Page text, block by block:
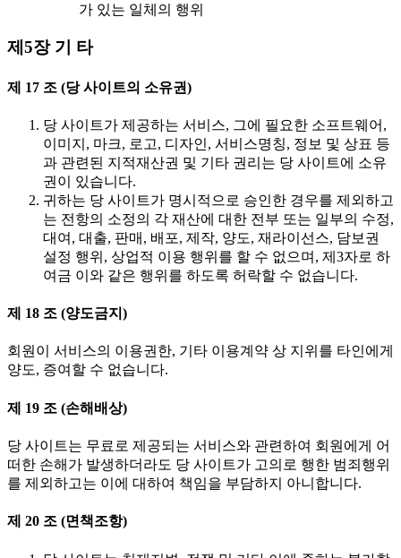
가 있는 일체의 행위
제5장 기 타
제 17 조 (당 사이트의 소유권)
당 사이트가 제공하는 서비스, 그에 필요한 소프트웨어,
이미지, 마크, 로고, 디자인, 서비스명칭, 정보 및 상표 등
과 관련된 지적재산권 및 기타 권리는 당 사이트에 소유
권이 있습니다.
귀하는 당 사이트가 명시적으로 승인한 경우를 제외하고
는 전항의 소정의 각 재산에 대한 전부 또는 일부의 수정,
대여, 대출, 판매, 배포, 제작, 양도, 재라이선스, 담보권
설정 행위, 상업적 이용 행위를 할 수 없으며, 제3자로 하
여금 이와 같은 행위를 하도록 허락할 수 없습니다.
제 18 조 (양도금지)
회원이 서비스의 이용권한, 기타 이용계약 상 지위를 타인에게
양도, 증여할 수 없습니다.
제 19 조 (손해배상)
당 사이트는 무료로 제공되는 서비스와 관련하여 회원에게 어
떠한 손해가 발생하더라도 당 사이트가 고의로 행한 범죄행위
를 제외하고는 이에 대하여 책임을 부담하지 아니합니다.
제 20 조 (면책조항)